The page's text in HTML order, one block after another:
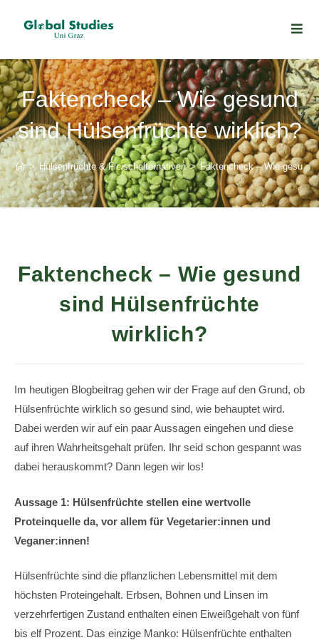
Faktencheck – Wie gesund
sind Hülsenfrüchte wirklich?
> Hülsenfrüchte & Fleischalternativen > Faktencheck – Wie gesund
Faktencheck – Wie gesund
sind Hülsenfrüchte
wirklich?
Im heutigen Blogbeitrag gehen wir der Frage auf den Grund, ob
Hülsenfrüchte wirklich so gesund sind, wie behauptet wird.
Dabei werden wir auf ein paar Aussagen eingehen und diese
auf ihren Wahrheitsgehalt prüfen. Ihr seid schon gespannt was
dabei herauskommt? Dann legen wir los!
Aussage 1: Hülsenfrüchte stellen eine wertvolle
Proteinquelle da, vor allem für Vegetarier:innen und
Veganer:innen!
Hülsenfrüchte sind die pflanzlichen Lebensmittel mit dem
höchsten Proteingehalt. Erbsen, Bohnen und Linsen im
verzehrfertigen Zustand enthalten einen Eiweißgehalt von fünf
bis elf Prozent. Das einzige Manko: Hülsenfrüchte enthalten